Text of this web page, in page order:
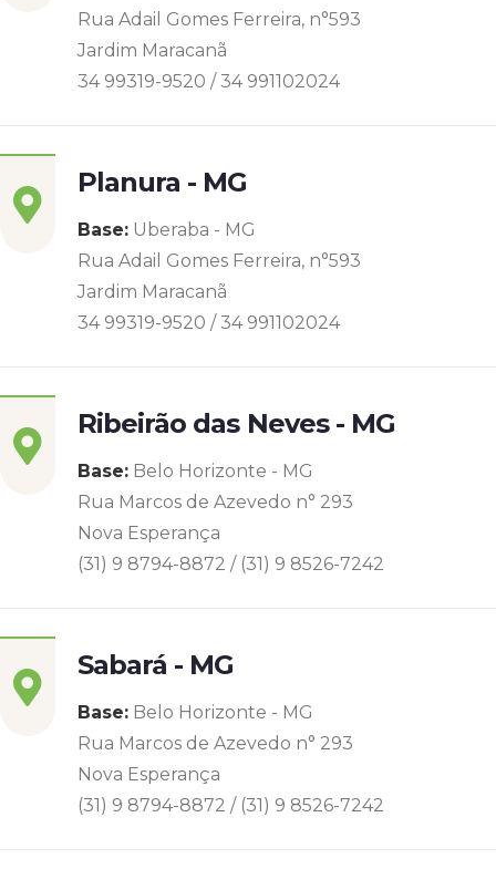
Rua Adail Gomes Ferreira, n°593
Jardim Maracanã
34 99319-9520 / 34 991102024
Planura - MG
Base: Uberaba - MG
Rua Adail Gomes Ferreira, n°593
Jardim Maracanã
34 99319-9520 / 34 991102024
Ribeirão das Neves - MG
Base: Belo Horizonte - MG
Rua Marcos de Azevedo n° 293
Nova Esperança
(31) 9 8794-8872 / (31) 9 8526-7242
Sabará - MG
Base: Belo Horizonte - MG
Rua Marcos de Azevedo n° 293
Nova Esperança
(31) 9 8794-8872 / (31) 9 8526-7242